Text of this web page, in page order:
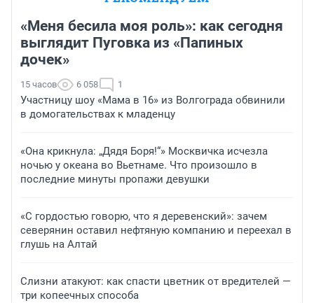
«Меня бесила моя роль»: как сегодня
выглядит Пуговка из «Папиных
дочек»
15 часов 6 058 1
Участницу шоу «Мама в 16» из Волгограда обвинили
в домогательствах к младенцу
«Она крикнула: „Дядя Боря!“» Москвичка исчезла
ночью у океана во Вьетнаме. Что произошло в
последние минуты пропажи девушки
«С гордостью говорю, что я деревенский»: зачем
северянин оставил нефтяную компанию и переехал в
глушь на Алтай
Слизни атакуют: как спасти цветник от вредителей —
три копеечных способа